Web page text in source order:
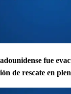
fue
de rescate en